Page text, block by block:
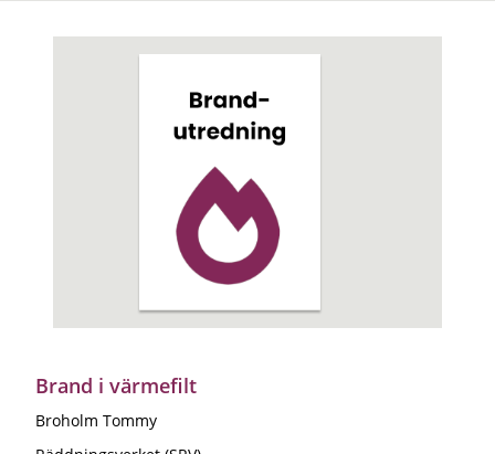
Brand i värmefilt
Broholm Tommy